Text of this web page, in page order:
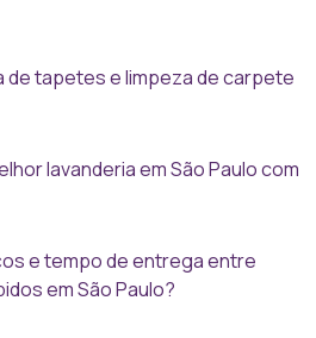
de tapetes e limpeza de carpete
lavanderia em São Paulo com
e tempo de entrega entre
em São Paulo?